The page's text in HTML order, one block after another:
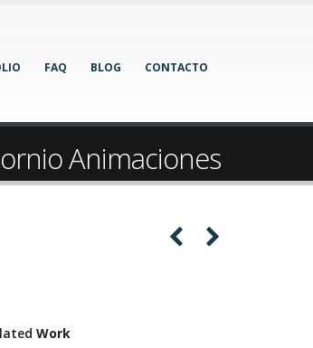
FAQ BLOG CONTACTO
Animaciones
Work